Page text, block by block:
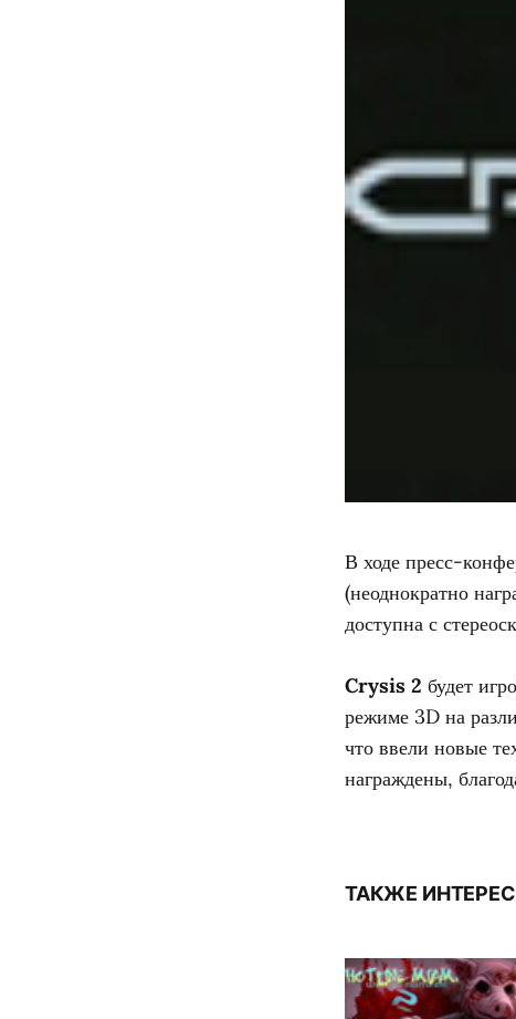
В ходе пресс-
(неоднократно
доступна с
Crysis 2 будет
режиме 3D на
что ввели новые
награждены,
ТАКЖЕ